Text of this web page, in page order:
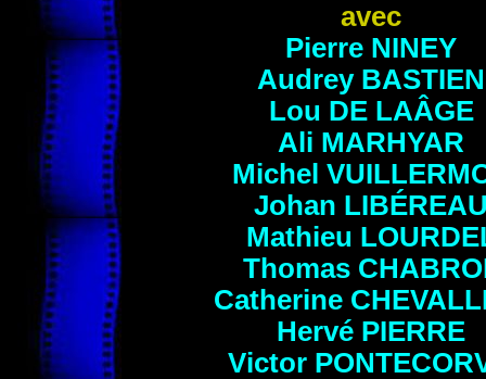
avec
Pierre NINEY
Audrey BASTIEN
Lou DE LAÂGE
Ali MARHYAR
Michel
Johan
Mathieu
Thomas
Catherine
Hervé PIERRE
Victor